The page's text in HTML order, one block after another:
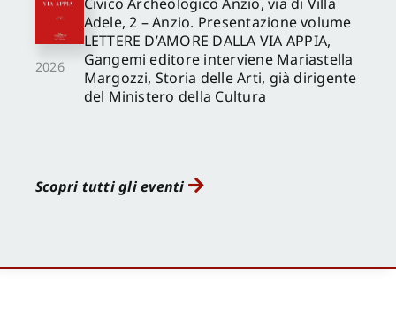
2026
Adele, 2 – Anzio. Presentazione volume
LETTERE D’AMORE DALLA VIA APPIA,
Gangemi editore interviene Mariastella
Margozzi, Storia delle Arti, già dirigente
del Ministero della Cultura
Scopri tutti gli eventi